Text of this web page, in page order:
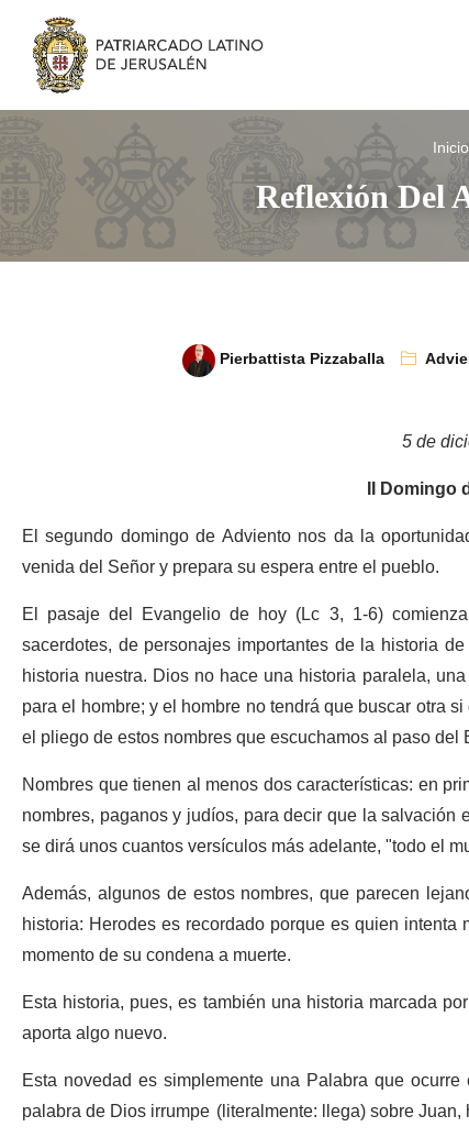
Inicio
Reflexión Del
Pierbattista Pizzaballa
5 de
II Domingo
El segundo domingo de Adviento nos da la
venida del Señor y prepara su espera entre el pueblo.
El pasaje del Evangelio de hoy (Lc 3, 1-6)
sacerdotes, de personajes importantes de la historia
historia nuestra. Dios no hace una historia paralela,
para el hombre; y el hombre no tendrá que buscar otra
el pliego de estos nombres que escuchamos al paso
Nombres que tienen al menos dos características: en
nombres, paganos y judíos, para decir que la
se dirá unos cuantos versículos más adelante, "todo el
Además, algunos de estos nombres, que parecen
historia: Herodes es recordado porque es quien
momento de su condena a muerte.
Esta historia, pues, es también una historia marcada
aporta algo nuevo.
Esta novedad es simplemente una Palabra que
palabra de Dios irrumpe (literalmente: llega) sobre